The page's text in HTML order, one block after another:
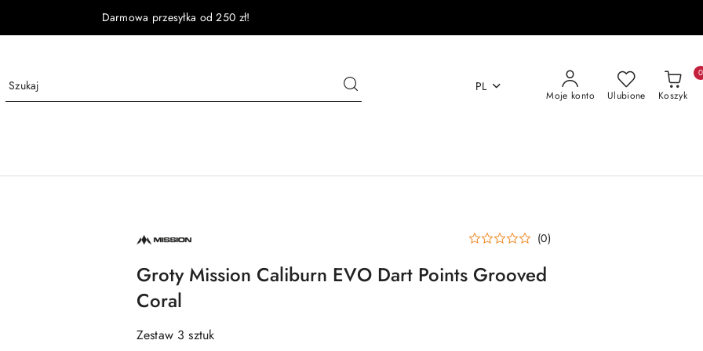
Darmowa przesyłka od 250 zł!
PL
Moje konto Ulubione Koszyk
0
NAZWA
PRODUCENTA: (0)
Groty Mission Caliburn EVO Dart Points Grooved
Coral
Zestaw 3 sztuk